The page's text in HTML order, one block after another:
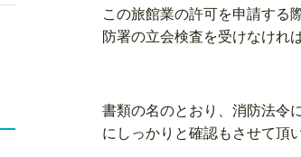
この旅館業の許可を申請する
防署の立会検査を受けなけれ
書類の名のとおり、消防法令
にしっかりと確認もさせて頂